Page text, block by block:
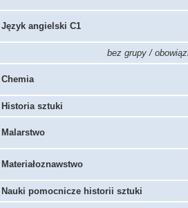
Język angielski C1
bez grupy /
Chemia
Historia sztuki
Malarstwo
Materiałoznawstwo
Nauki pomocnicze historii sztuki